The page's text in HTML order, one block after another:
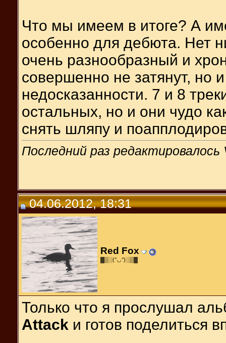
Что мы имеем в итоге? А
особенно для дебюта. Нет
очень разнообразный и
совершенно не затянут, но
недосказанности. 7 и 8
остальных, но и они чудо
снять шляпу и
Последний раз
04.06.2012, 18:31
Red Fox
▓▒░(°◡°)░▒▓
Только что я прослушал
Attack и готов поделиться